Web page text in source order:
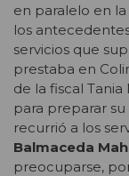
en paralelo en
los
servicios que
prestaba en
de la fiscal
para preparar
recurrió a los
Balmaceda
preocuparse,